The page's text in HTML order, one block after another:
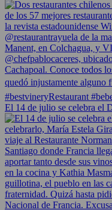
El 14 de julio se celebra el